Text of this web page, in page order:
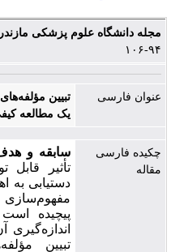
مجله دانشگاه علوم پزشکی مازندران
۹۴-۱۰۶
عنوان فارسی
تبیین
یک مطالعه کیفی
چکیده فارسی
مقاله
سابقه و
تأثیر قابل‌
دستیابی به
مفهوم‌سازی
پیچیده
اندازه گیری آن
تبیین